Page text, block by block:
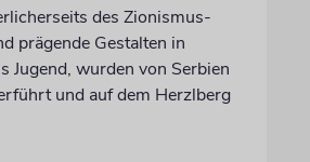
des Zionismus-
prägende Gestalten in
Jugend, wurden von Serbien
und auf dem Herzlberg